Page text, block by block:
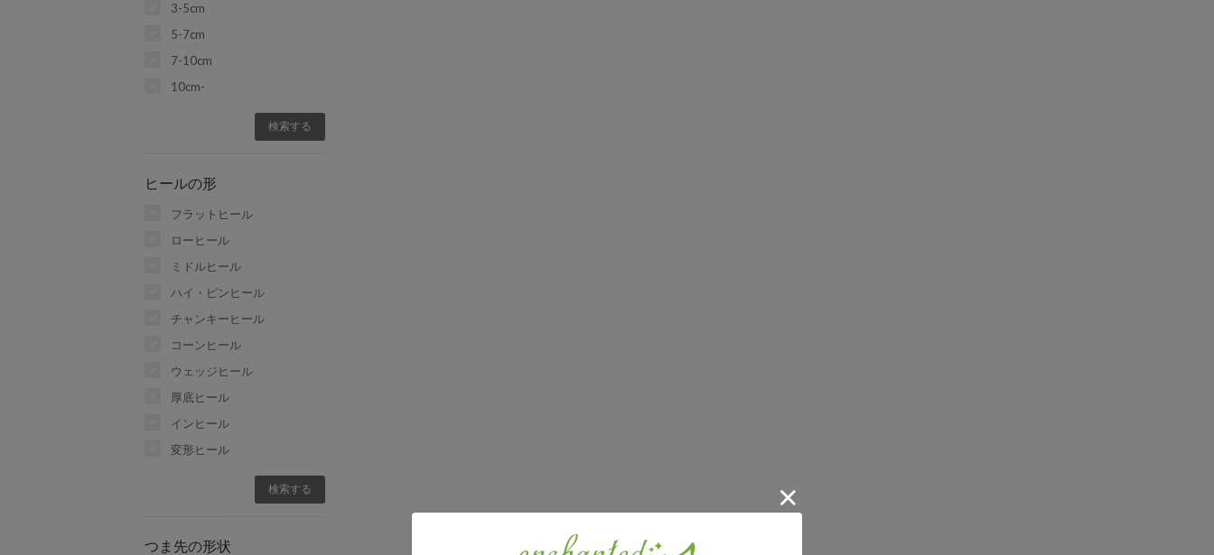
3-5cm
5-7cm
7-10cm
10cm-
ヒールの形
フラットヒール
ローヒール
ミドルヒール
ハイ・ピンヒール
チャンキーヒール
コーンヒール
ウェッジヒール
厚底ヒール
インヒール
変形ヒール
つま先の形状